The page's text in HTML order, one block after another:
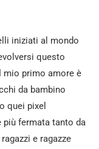
iniziati al mondo
questo
mio primo amore è
da bambino
quei pixel
fermata tanto da
e ragazze